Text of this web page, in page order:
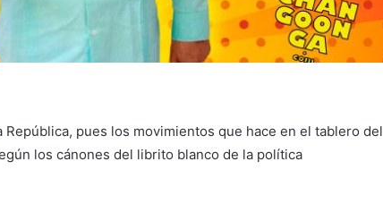
pues los movimientos que hace en el tablero del
los cánones del librito blanco de la política